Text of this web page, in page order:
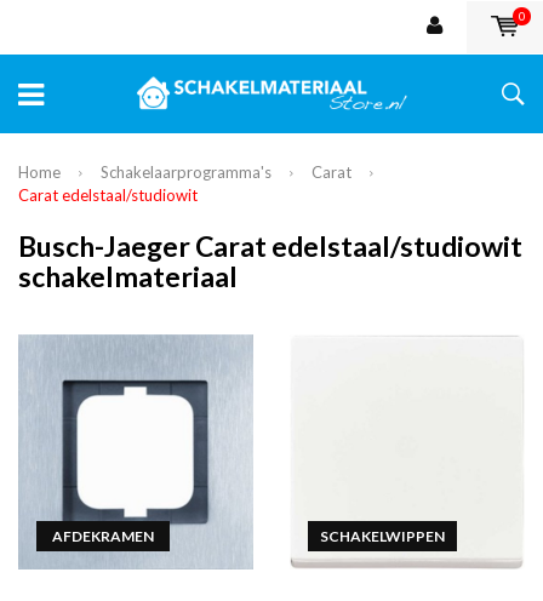
0
Home Schakelaarprogramma's
Carat
Carat edelstaal/studiowit
Busch-Jaeger Carat edelstaal/studiowit
schakelmateriaal
AFDEKRAMEN SCHAKELWIPPEN